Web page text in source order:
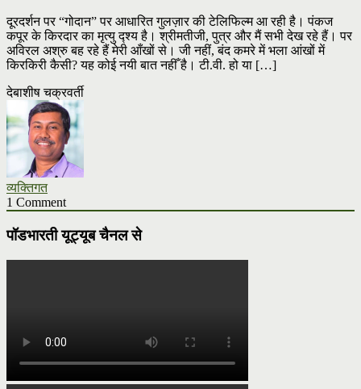
दूरदर्शन पर “गोदान” पर आधारित गुलज़ार की टेलिफिल्म आ रही है। पंकज
कपूर के किरदार का मृत्यु द्श्य है। श्रीमतीजी, पुत्र और मैं सभी देख रहे हैं। पर
अविरल अश्रु बह रहे हैं मेरी आँखों से। जी नहीं, बंद कमरे में भला आंखों में
किरकिरी कैसी? यह कोई नयी बात नहीँ है। टी.वी. हो या […]
देबाशीष चक्रवर्ती
व्यक्तिगत
1 Comment
पॉडभारती यूट्यूब चैनल से